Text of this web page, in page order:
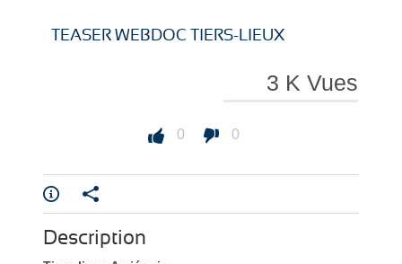
i
r
i
r
TEASER WEBDOC TIERS-LIEUX
3 K Vues
0 0
Description